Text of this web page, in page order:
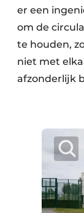
er een
om de
te houden,
niet met
afzonderlijk